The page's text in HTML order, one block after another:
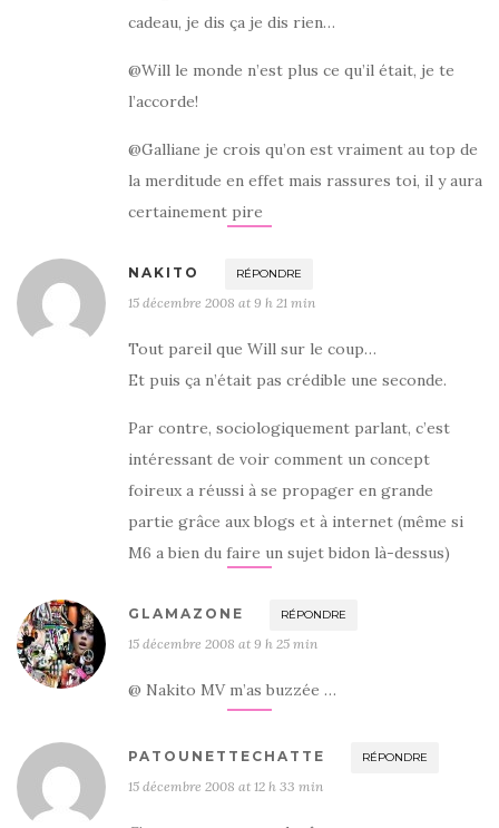
cadeau, je dis ça je dis rien…
@Will le monde n’est plus ce qu’il était, je te
l’accorde!
@Galliane je crois qu’on est vraiment au top de
la merditude en effet mais rassures toi, il y aura
certainement pire
NAKITO RÉPONDRE
15 décembre 2008 at 9 h 21 min
Tout pareil que Will sur le coup…
Et puis ça n’était pas crédible une seconde.
Par contre, sociologiquement parlant, c’est
intéressant de voir comment un concept
foireux a réussi à se propager en grande
partie grâce aux blogs et à internet (même si
M6 a bien du faire un sujet bidon là-dessus)
GLAMAZONE RÉPONDRE
15 décembre 2008 at 9 h 25 min
@ Nakito MV m’as buzzée …
PATOUNETTECHATTE RÉPONDRE
15 décembre 2008 at 12 h 33 min